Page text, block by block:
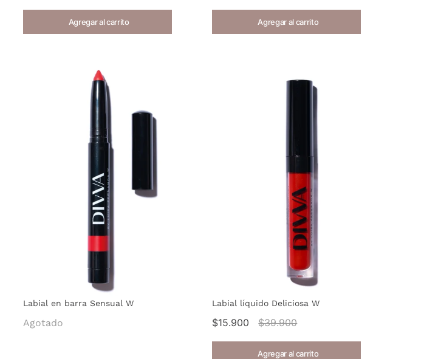
Agregar al carrito Agregar al carrito
Labial en barra Sensual W
Agotado
Labial líquido Deliciosa W
$15.900 $39.900
Agregar al carrito